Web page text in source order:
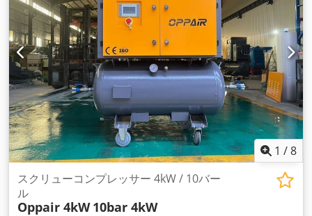
1 /8
スクリューコンプレッサー 4kW / 10バー
ル
Oppair 4kW 10bar 4kW